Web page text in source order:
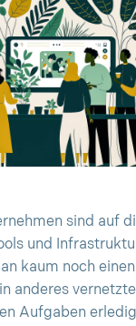
sind auf
und
kaum noch
anderes
Aufgaben